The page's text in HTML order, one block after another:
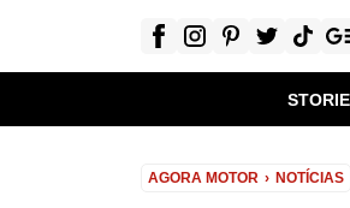
AGORA MOTOR NOTÍCIAS